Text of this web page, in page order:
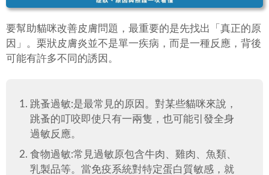
要幫助貓咪改善皮膚問題，最重要的是先找出「真正的原
因」。栗狀皮膚炎並不是單一疾病，而是一種反應，背後
可能有許多不同的誘因。
跳蚤過敏:是最常見的原因。對某些貓咪來說，
跳蚤的叮咬即使只有一兩隻，也可能引發全身
過敏反應。
食物過敏:常見過敏原包含牛肉、雞肉、魚類、
乳製品等。當免疫系統對特定蛋白質敏感，就